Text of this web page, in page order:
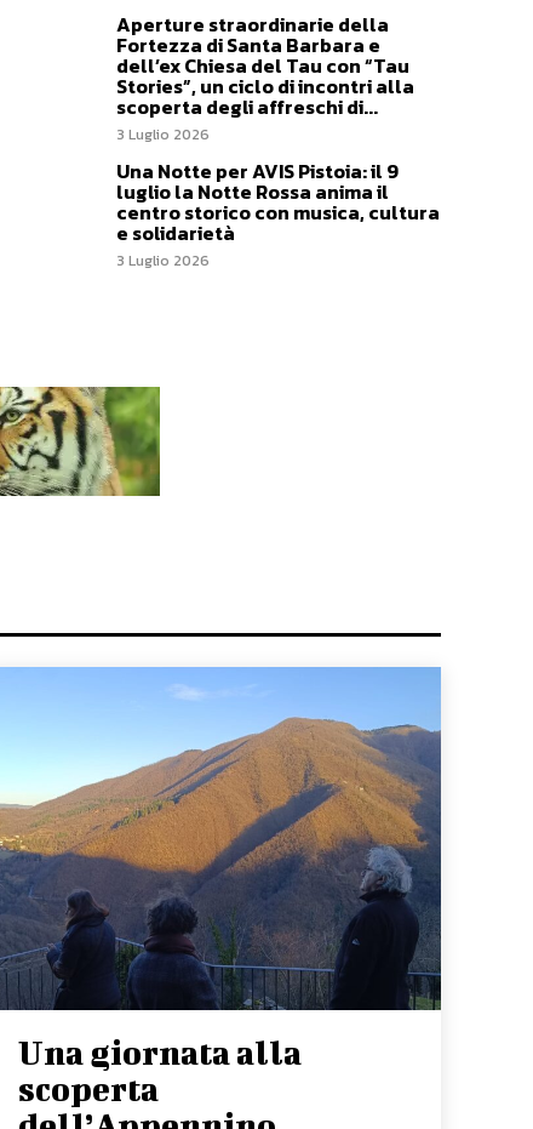
Aperture straordinarie della
Fortezza di Santa Barbara e
dell’ex Chiesa del Tau con “Tau
Stories”, un ciclo di incontri alla
scoperta degli affreschi di...
3 Luglio 2026
Una Notte per AVIS Pistoia: il 9
luglio la Notte Rossa anima il
centro storico con musica, cultura
e solidarietà
3 Luglio 2026
Una giornata alla
scoperta